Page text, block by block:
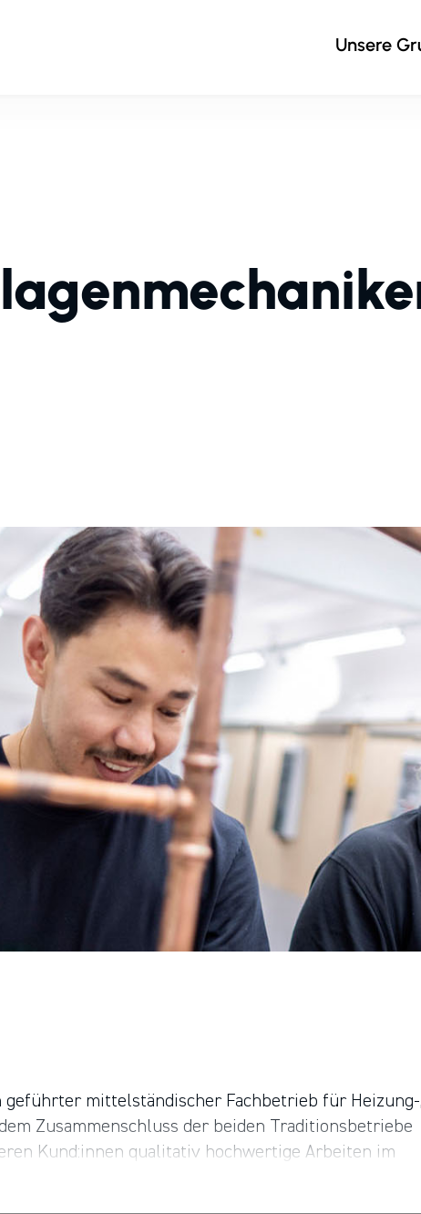
Unsere
geführter mittelständischer Fachbetrieb für Heizung-
Zusammenschluss der beiden Traditionsbetriebe
Kund:innen qualitativ hochwertige Arbeiten im
laufende Fort- und Weiterbildung sind die
unter dem Dach der HPM Die Handwerksgruppe,